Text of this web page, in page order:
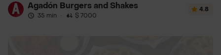
Agadón Burgers and Shakes
35 min · $ 7000
4.8